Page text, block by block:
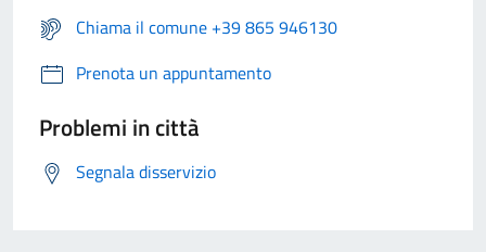
Chiama il comune +39 865 946130
Prenota un appuntamento
Problemi in città
Segnala disservizio